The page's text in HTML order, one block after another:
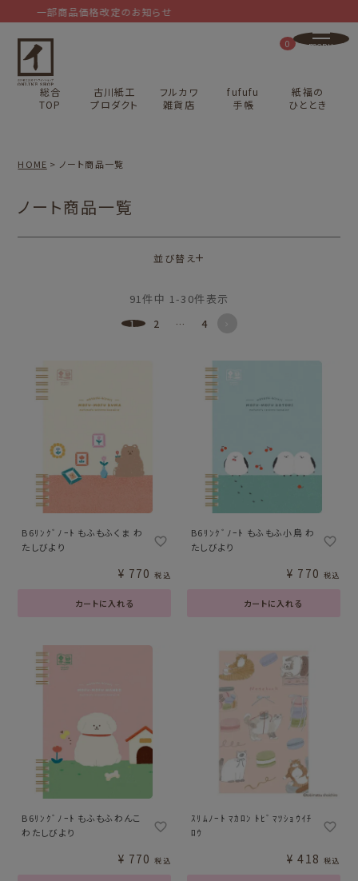
一部商品価格改定のお知らせ
総合
TOP
古川紙工
プロダクト
フルカワ
雑貨店
fufufu
手帳
紙福の
ひととき
0
HOME ノート商品一覧
ノート商品一覧
並び替え
91件中 1 -30件表示
1 2 … 4
B6ﾘﾝｸﾞﾉｰﾄ もふもふくま わ
たしびより
カートに入れる
¥ 770 税込
B6ﾘﾝｸﾞﾉｰﾄ もふもふ小鳥 わ
たしびより
カートに入れる
¥ 770 税込
B6ﾘﾝｸﾞﾉｰﾄ もふもふわんこ
わたしびより
¥ 770 税込
ｽﾘﾑﾉｰﾄ ﾏｶﾛﾝ ﾄﾋﾞﾏﾂｼｮｳｲﾁ
ﾛｳ
¥ 418 税込